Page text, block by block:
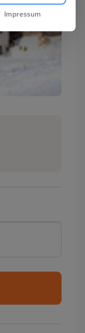
Impressum